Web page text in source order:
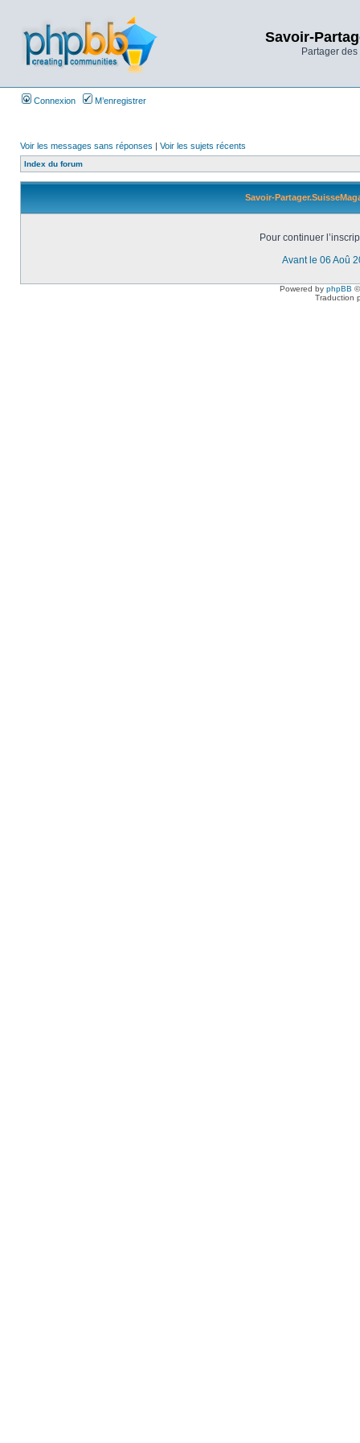
Savoir-
Partager
Connexion M’enregistrer
Voir les messages sans réponses | Voir les sujets récents
Index du forum
Savoir-
Pour continuer
Avant le 06 Aoû
Powered by phpBB
Traduction